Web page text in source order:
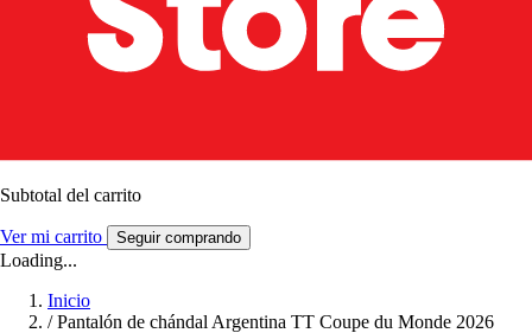
Subtotal del carrito
Ver mi carrito Seguir comprando
Loading...
Inicio
/ Pantalón de chándal Argentina TT Coupe du Monde 2026